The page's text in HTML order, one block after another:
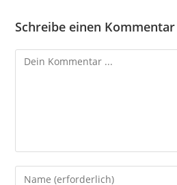
Schreibe einen Kommentar